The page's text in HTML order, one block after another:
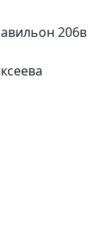
206в